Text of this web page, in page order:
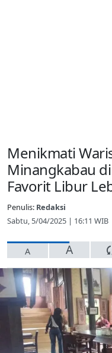
Menikmati
Minangkabau
Favorit Libur
Penulis: Redaksi
Sabtu, 5/04/2025 | 16:11 WIB
A A